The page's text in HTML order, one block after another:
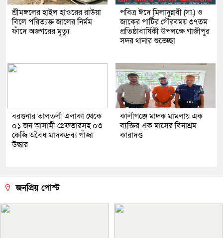
শ্রীমঙ্গলের হাইল হাওরের রাউয়া
বিলে পরিত্যক্ত জালের নির্মম
ফাঁদে অজগরের মৃত্যু
পবিত্র ঈদে মিলাদুন্নবী (সা.) ও
জাকের পার্টির গৌরবময় ৩৭তম
প্রতিষ্ঠাবার্ষিকী উপলক্ষে গাজীপুর
সদর থানার শুভেচ্ছা
বরগুনার তালতলী এলাকা থেকে
০১ জন আসামী গ্রেফতারসহ ০৩
কেজি অবৈধ মাদকদ্রব্য গাঁজা
উদ্ধার
কালীগঞ্জে মাদক মামলায় এক
ব্যক্তির এক মাসের বিনাশ্রম
কারাদণ্ড
জনপ্রিয় পোস্ট